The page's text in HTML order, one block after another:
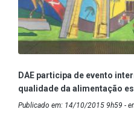
DAE participa de evento
qualidade da alimentação
Publicado em: 14/10/2015 9h59 -